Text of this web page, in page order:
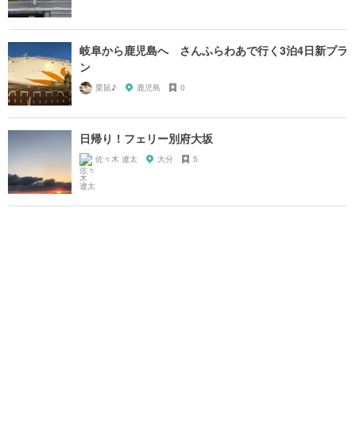
岐阜から鹿児島へ さんふらわあで行く3泊4日新プラ
ン
栗鼠♪ 鹿児島 0
日帰り！フェリー別府大坂
佐々木 遼太 大分 5